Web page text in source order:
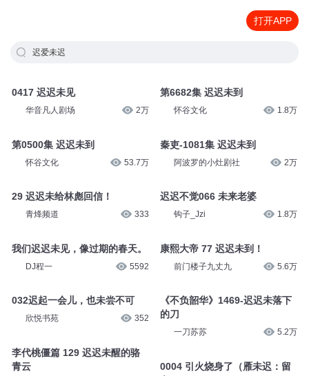
打开APP
迟爱未迟
0417 迟迟未见
华音凡人剧场 2万
第0500集 迟迟未到
怀谷文化 53.7万
29 迟迟未给林彪回信！
青烽频道 333
我们迟迟未见，像过期的春天。
DJ程一 5592
032迟起一会儿，也未尝不可
欣悦书苑 352
李代桃僵篇 129 迟迟未醒的骆
青云
第6682集 迟迟未到
怀谷文化 1.8万
秦吏-1081集 迟迟未到
阿波罗的小灶剧社 2万
迟迟不觉066 未来老婆
钩子_Jzi 1.8万
康熙大帝 77 迟迟未到！
前门楼子九丈九 5.6万
《不负韶华》1469-迟迟未落下
的刀
一刀苏苏 5.2万
0004 引火烧身了（雁未迟：留